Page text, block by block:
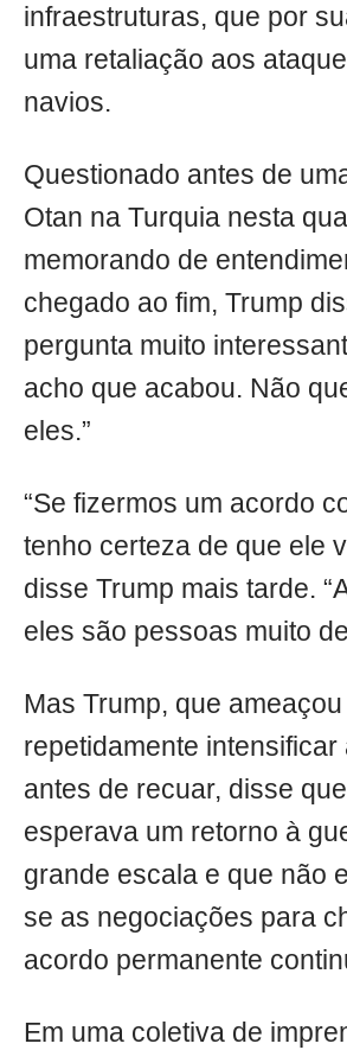
infraestruturas, que por
uma retaliação aos
navios.
Questionado antes de
Otan na Turquia nesta
memorando de
chegado ao fim, Trump
pergunta muito
acho que acabou. Não
eles.”
“Se fizermos um acordo
tenho certeza de que ele
disse Trump mais tarde.
eles são pessoas muito
Mas Trump, que ameaçou
repetidamente intensificar
antes de recuar, disse
esperava um retorno à
grande escala e que não
se as negociações para
acordo permanente
Em uma coletiva de